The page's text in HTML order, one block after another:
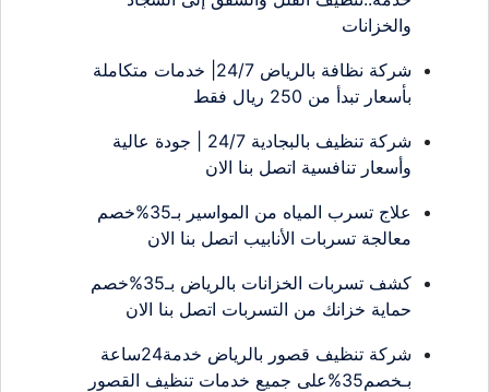
والخزانات
شركة نظافة بالرياض 24/7| خدمات متكاملة
بأسعار تبدأ من 250 ريال فقط
شركة تنظيف بالبجادية 24/7 | جودة عالية
وأسعار تنافسية اتصل بنا الان
علاج تسرب المياه من المواسير بـ35%خصم
معالجة تسربات الأنابيب اتصل بنا الان
كشف تسربات الخزانات بالرياض بـ35%خصم
حماية خزانك من التسربات اتصل بنا الان
شركة تنظيف قصور بالرياض خدمة24ساعة
بـخصم35%على جميع خدمات تنظيف القصور